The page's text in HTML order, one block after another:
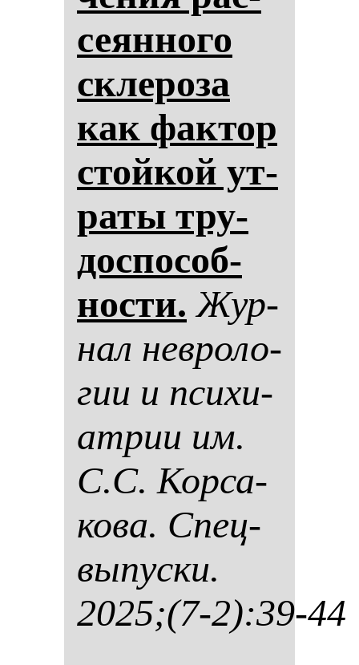
се­ян­но­го
скле­ро­за
как фак­тор
стой­кой ут­
ра­ты тру­
дос­по­соб­
нос­ти. Жур­
нал нев­ро­ло­
гии и пси­хи­
ат­рии им.
С.С. Кор­са­
ко­ва. Спец­
вы­пус­ки.
2025;(7-2):39-44